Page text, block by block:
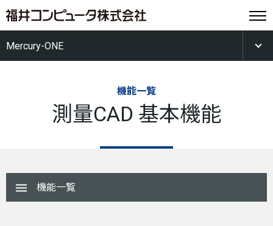
Mercury-ONE
機能一覧
測量CAD 基本機能
機能一覧